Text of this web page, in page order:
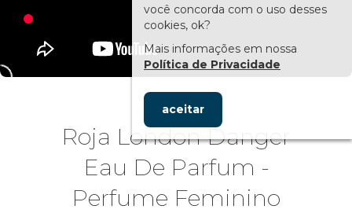
Roja London Danger
Eau De Parfum -
Perfume Feminino
você concorda com o uso desses
cookies, ok?
Mais informações em nossa
Política de Privacidade
aceitar